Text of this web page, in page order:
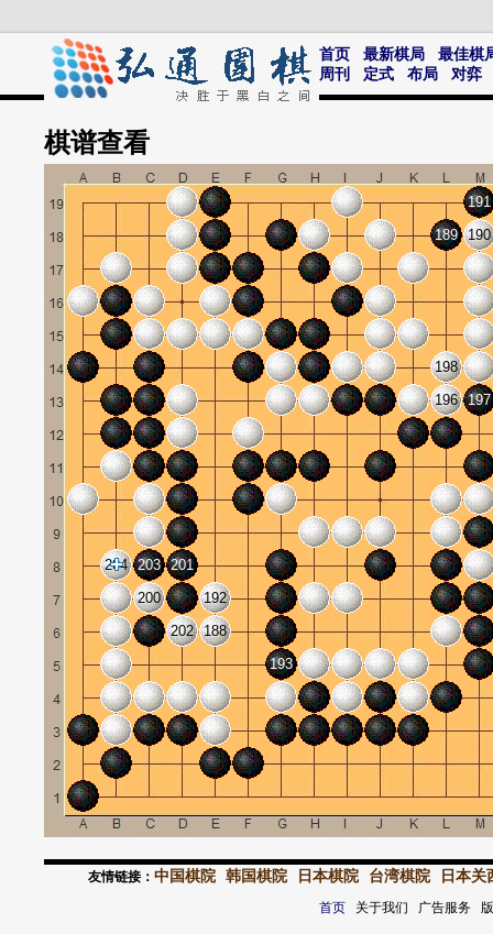
首页 最新棋局
最佳棋
周刊
定式 布局 对弈
棋谱查看
188
189 190
191
192
193
196 197
198
200
201
202
203
204
友情链接： 中国棋院 韩国棋院 日本棋院 台湾棋院 日本关
首页关于我们 广告服务